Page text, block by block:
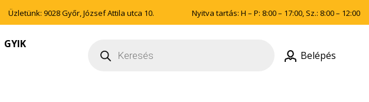
Üzletünk: 9028 Győr, József Attila utca 10. Nyitva tartás: H – P: 8:00 – 17:00, Sz.: 8:00 – 12:00
GYIK
search Belépés